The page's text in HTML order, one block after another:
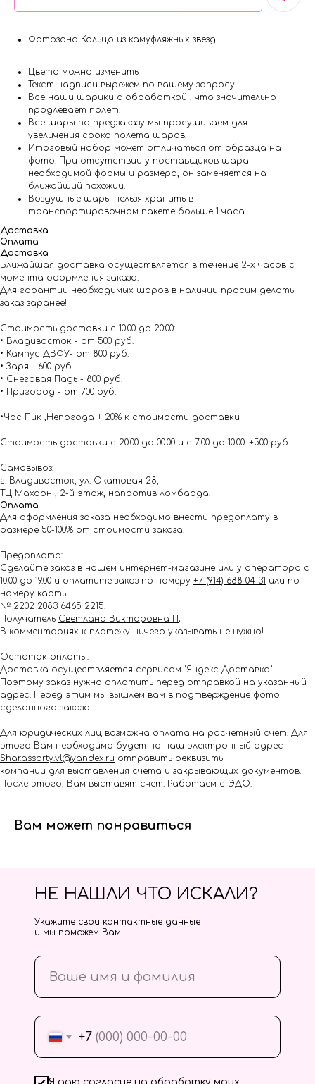
Фотозона Кольцо из камуфляжных звезд
Цвета можно изменить
Текст надписи вырежем по вашему запросу
Все наши шарики с обработкой , что значительно
продлевает полет.
Все шары по предзаказу мы просушиваем для
увеличения срока полета шаров.
Итоговый набор может отличаться от образца на
фото. При отсутствии у поставщиков шара
необходимой формы и размера, он заменяется на
ближайший похожий.
Воздушные шары нельзя хранить в
транспортировочном пакете больше 1 часа
Доставка
Оплата
Доставка
Ближайшая доставка осуществляется в течение 2-х часов с
момента оформления заказа.
Для гарантии необходимых шаров в наличии просим делать
заказ заранее!
Стоимость доставки с 10.00 до 20:00:
• Владивосток - от 500 руб.
• Кампус ДВФУ- от 800 руб.
• Заря - 600 руб.
• Снеговая Падь - 800 руб.
• Пригород - от 700 руб.
•Час Пик ,Непогода + 20% к стоимости доставки
Стоимость доставки с 20:00 до 00:00 и с 7:00 до 10:00: +500 руб.
Самовывоз:
г. Владивосток, ул. Окатовая 28,
ТЦ Махаон , 2-й этаж, напротив ломбарда.
Оплата
Для оформления заказа необходимо внести предоплату в
размере 50-100% от стоимости заказа.
Предоплата:
Сделайте заказ в нашем интернет-магазине или у оператора с
10.00 до 19.00 и оплатите заказ по номеру +7 (914) 688 04 31 или по
номеру карты
№ 2202 2083 6465 2215.
Получатель Светлана Викторовна П .
В комментариях к платежу ничего указывать не нужно!
Остаток оплаты:
Доставка осуществляется сервисом "Яндекс Доставка".
Поэтому заказ нужно оплатить перед отправкой на указанный
адрес. Перед этим мы вышлем вам в подтверждение фото
сделанного заказа
Для юридических лиц возможна оплата на расчётный счёт. Для
этого Вам необходимо будет на наш электронный адрес
Shar.assorty.vl@yandex.ru отправить реквизиты
компании для выставления счета и закрывающих документов.
После этого, Вам выставят счет. Работаем с ЭДО.
Вам может понравиться
+7
НЕ НАШЛИ ЧТО ИСКАЛИ?
Укажите свои контактные данные
и мы поможем Вам!